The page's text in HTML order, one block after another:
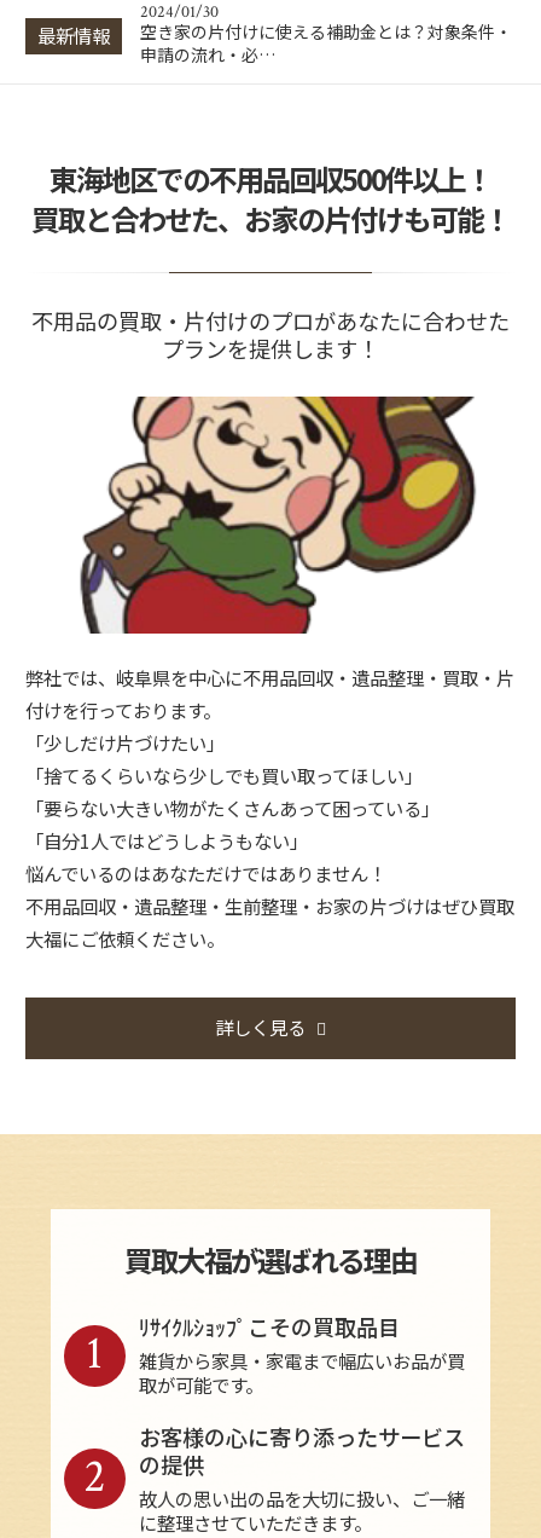
最新情報
2024/01/30
空き家の片付けに使える補助金とは？対象条件・
申請の流れ・必…
片付け業者の費用相場は？間取り別の料金目安と
業者選びのポイ…
東海地区での不用品回収500件以上！
買取と合わせた、お家の片付けも可能！
不用品の買取・片付けのプロがあなたに合わせた
プランを提供します！
弊社では、岐阜県を中心に不用品回収・遺品整理・買取・片
付けを行っております。
「少しだけ片づけたい」
「捨てるくらいなら少しでも買い取ってほしい」
「要らない大きい物がたくさんあって困っている」
「自分1人ではどうしようもない」
悩んでいるのはあなただけではありません！
不用品回収・遺品整理・生前整理・お家の片づけはぜひ買取
大福にご依頼ください。
詳しく見る
買取大福が選ばれる理由
ﾘｻｲｸﾙｼｮｯﾌﾟこその買取品目
雑貨から家具・家電まで幅広いお品が買
取が可能です。
1
お客様の心に寄り添ったサービス
の提供
故人の思い出の品を大切に扱い、ご一緒
に整理させていただきます。
2